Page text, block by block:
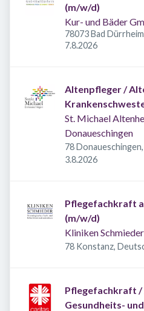
(m/w/d)
Kur- und Bäder
78073 Bad
Veröffentlicht
7.8.2026
Altenpfleger /
St. Michael
Donaueschingen
78
Veröffentlicht
3.8.2026
Pflegefachkraft
(m/w/d)
Kliniken
78 Konstanz,
Pflegefachkraft
Gesundheits-